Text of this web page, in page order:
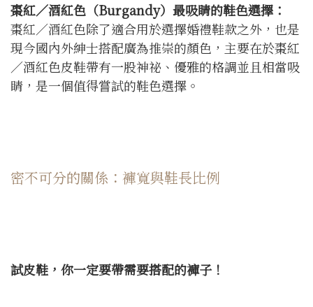
棗紅∕酒紅色（Burgandy）最吸睛的鞋色選擇：
棗紅∕酒紅色除了適合用於選擇婚禮鞋款之外，也是
現今國內外紳士搭配廣為推崇的顏色，主要在於棗紅
∕酒紅色皮鞋帶有一股神祕、優雅的格調並且相當吸
睛，是一個值得嘗試的鞋色選擇。
密不可分的關係：褲寬與鞋長比例
試皮鞋，你一定要帶需要搭配的褲子！